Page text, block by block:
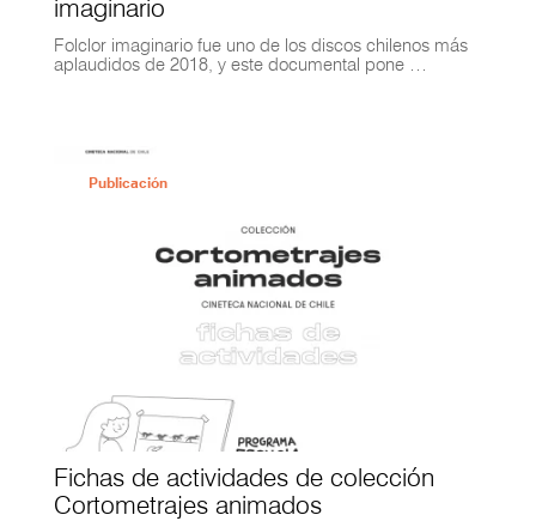
imaginario
Folclor imaginario fue uno de los discos chilenos más
aplaudidos de 2018, y este documental pone …
Publicación
Fichas de actividades de colección
Cortometrajes animados